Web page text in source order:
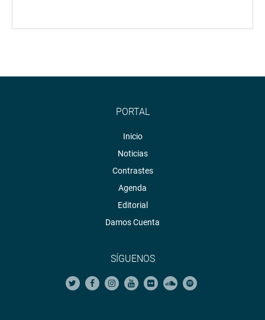
PORTAL
Inicio
Noticias
Contrastes
Agenda
Editorial
Damos Cuenta
SÍGUENOS